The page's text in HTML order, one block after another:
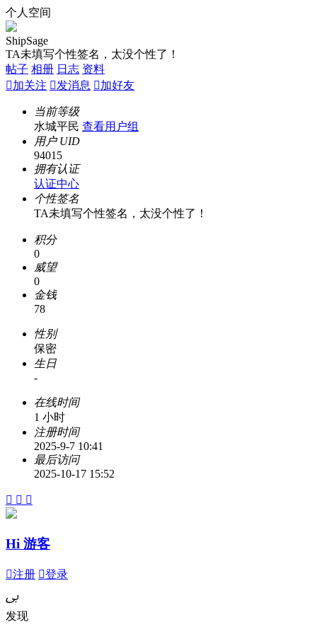
个人空间
ShipSage
TA未填写个性签名，太没个性了！
帖子 相册 日志 资料
加关注 发消息 加好友
当前等级
水城平民 查看用户组
用户 UID
94015
拥有认证
认证中心
个性签名
TA未填写个性签名，太没个性了！
积分
0
威望
0
金钱
78
性别
保密
生日
-
在线时间
1 小时
注册时间
2025-9-7 10:41
最后访问
2025-10-17 15:52
  
Hi 游客
注册 登录
ﰉ
发现